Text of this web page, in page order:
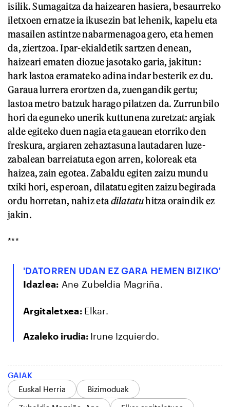
isilik. Sumagaitza da haizearen hasiera, besaurreko
iletxoen ernatze ia ikusezin bat lehenik, kapelu eta
masailen astintze nabarmenagoa gero, eta hemen
da, ziertzoa. Ipar-ekialdetik sartzen denean,
haizeari ematen diozue jasotako garia, jakitun:
hark lastoa eramateko adina indar besterik ez du.
Garaua lurrera erortzen da, zuengandik gertu;
lastoa metro batzuk harago pilatzen da. Zurrunbilo
hori da eguneko unerik kuttunena zuretzat: argiak
alde egiteko duen nagia eta gauean etorriko den
freskura, argiaren zehaztasuna lautadaren luze-
zabalean barreiatuta egon arren, koloreak eta
haizea, zain egotea. Zabaldu egiten zaizu mundu
txiki hori, esperoan, dilatatu egiten zaizu begirada
ordu horretan, nahiz etadilatatuhitza oraindik ez
jakin.
***
'DATORREN UDAN EZ GARA HEMEN BIZIKO'
Idazlea: Ane Zubeldia Magriña.
Argitaletxea: Elkar.
Azaleko irudia: Irune Izquierdo.
GAIAK
Euskal Herria
Bizimoduak